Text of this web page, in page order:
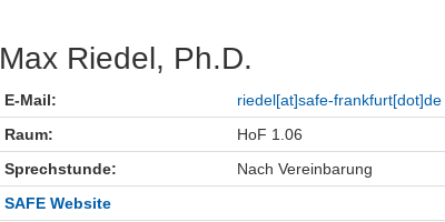
Max Riedel, Ph.D.
E-Mail:
riedel[at]safe-frankfurt[dot]de
Raum:
HoF 1.06
Sprechstunde:
Nach Vereinbarung
SAFE Website